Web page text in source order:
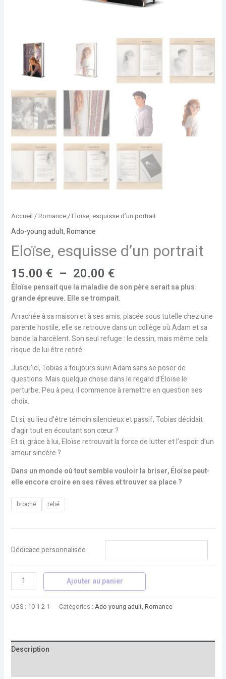
Accueil /Romance/ Eloïse, esquisse d’un portrait
Ado-young adult,Romance
Eloïse, esquisse d’un portrait
15.00 € – 20.00 €
Éloïse pensait que la maladie de son père serait sa plus
grande épreuve. Elle se trompait.
Arrachée à sa maison et à ses amis, placée sous tutelle chez une
parente hostile, elle se retrouve dans un collège où Adam et sa
bande la harcèlent. Son seul refuge : le dessin, mais même cela
risque de lui être retiré.
Jusqu’ici, Tobias a toujours suivi Adam sans se poser de
questions. Mais quelque chose dans le regard d’Éloïse le
perturbe. Peu à peu, il commence à remettre en question ses
choix.
Et si, au lieu d’être témoin silencieux et passif, Tobias décidait
d’agir tout en écoutant son cœur ?
Et si, grâce à lui, Eloïse retrouvait la force de lutter et l’espoir d’un
amour sincère ?
Dans un monde où tout semble vouloir la briser, Éloïse peut-
elle encore croire en ses rêves et trouver sa place ?
broché relié
Dédicace personnalisée
Ajouter au panier
UGS : 10-1-2-1 Catégories : Ado-young adult, Romance
Description